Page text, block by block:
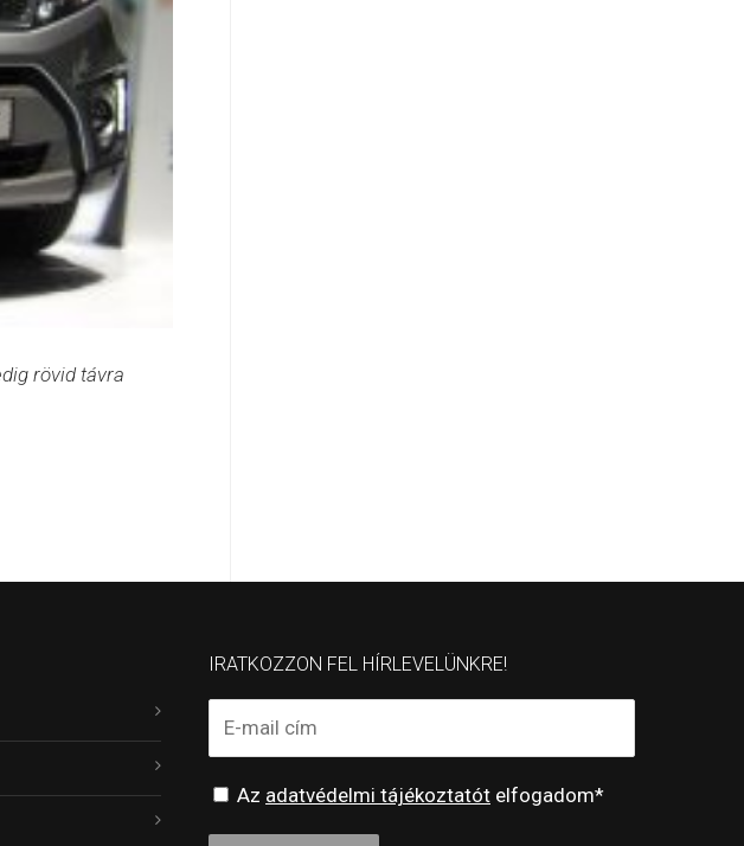
rövid távra
IRATKOZZON FEL HÍRLEVELÜNKRE!
Az adatvédelmi tájékoztatót elfogadom*